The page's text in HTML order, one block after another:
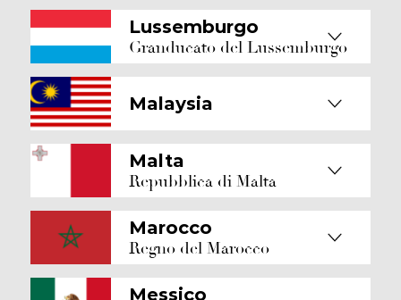
Lussemburgo
Granducato del Lussemburgo
Malaysia
Malta
Repubblica di Malta
Marocco
Regno del Marocco
Messico